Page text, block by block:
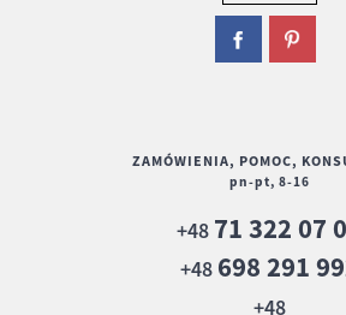
ZAMÓWIENIA, POMOC,
pn-pt, 8-16
+48 71 322 07
+48 698 291
+48